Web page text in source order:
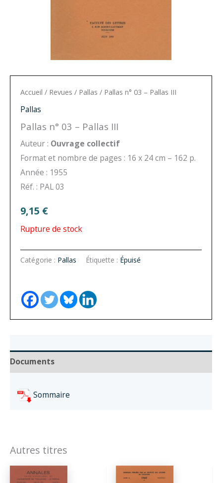
Accueil / Revues / Pallas / Pallas n° 03 – Pallas III
Pallas
Pallas n° 03 – Pallas III
Auteur : Ouvrage collectif
Format et nombre de pages : 16 x 24 cm – 162 p.
Année : 1955
Réf. : PAL 03
9,15 €
Rupture de stock
Catégorie : Pallas Étiquette : Épuisé
Documents
Sommaire
Autres titres